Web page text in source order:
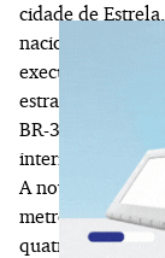
cidade de
nacional e terá
executada sobre
estratégica entre
BR-386,
interior e para o
A nova estrutura
metros de
quatro metros